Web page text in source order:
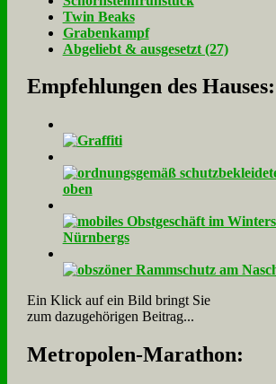
Twin Beaks
Gra­ben­kampf
Ab­ge­liebt & aus­ge­setzt (27)
Empfehlungen des Hauses:
Ein Klick auf ein Bild bringt Sie
zum dazugehörigen Beitrag...
Me­tro­po­len-Ma­ra­thon: